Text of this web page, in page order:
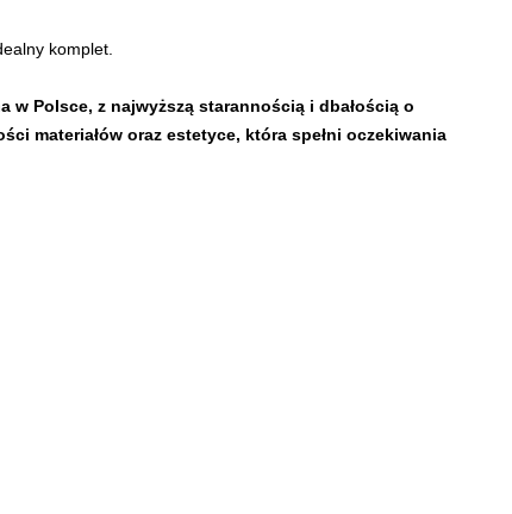
komplet.
w Polsce, z najwyższą starannością i dbałością o
materiałów oraz estetyce, która spełni oczekiwania